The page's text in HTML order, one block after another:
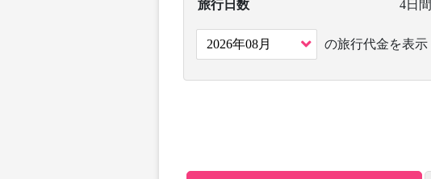
旅行日数
4日間
の旅行代金を表示